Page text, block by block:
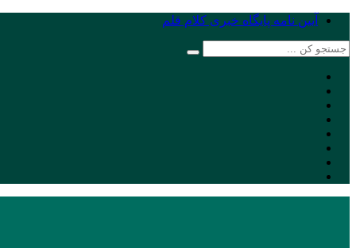
آیین نامه پایگاه خبری کلام قلم